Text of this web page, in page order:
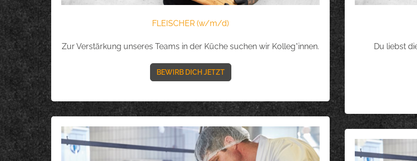
FLEISCHER (w/m/d)
Zur Verstärkung unseres Teams in der Küche suchen wir Kolleg*innen.
BEWIRB DICH JETZT
Du liebst